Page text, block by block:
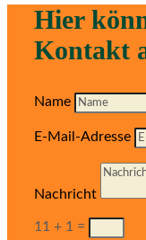
Hier
Kontakt
Name
E-Mail-Adresse
Nachricht
11 + 1 =